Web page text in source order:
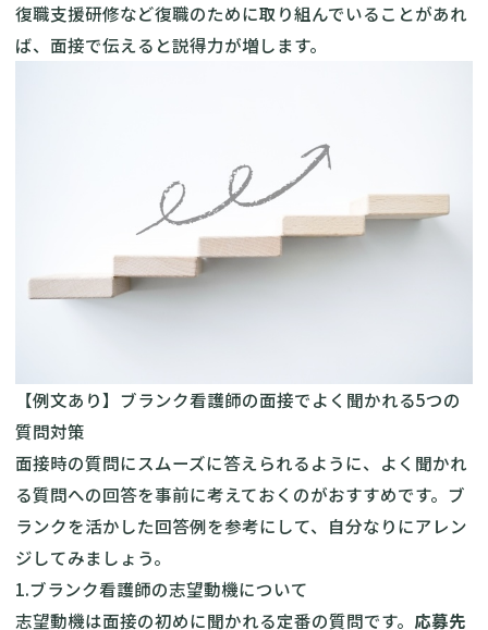
復職支援研修など復職のために取り組んでいることがあれ
ば、面接で伝えると説得力が増します。
【例文あり】ブランク看護師の面接でよく聞かれる5つの
質問対策
面接時の質問にスムーズに答えられるように、よく聞かれ
る質問への回答を事前に考えておくのがおすすめです。ブ
ランクを活かした回答例を参考にして、自分なりにアレン
ジしてみましょう。
1.ブランク看護師の志望動機について
志望動機は面接の初めに聞かれる定番の質問です。 応募先